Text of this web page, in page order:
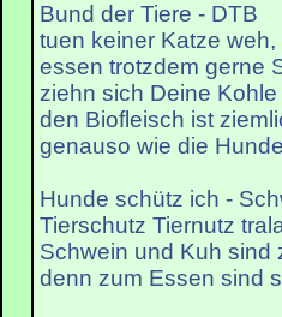
Bund der Tiere - DTB
tuen keiner Katze weh,
essen trotzdem gerne
ziehn sich Deine Kohle
den Biofleisch ist
genauso wie die
Hunde schütz ich -
Tierschutz Tiernutz
Schwein und Kuh sind
denn zum Essen sind